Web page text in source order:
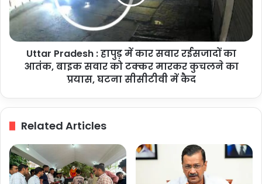
कार
सवार
रईसजादों
का
आतंक,
कुचलने
प्रयास,
घटना
सीसीटीवी
Uttar Pradesh : हापुड़ में कार सवार रईसजादों का
आतंक, बाइक सवार को टक्कर मारकर कुचलने का
प्रयास, घटना सीसीटीवी में कैद
Related Articles